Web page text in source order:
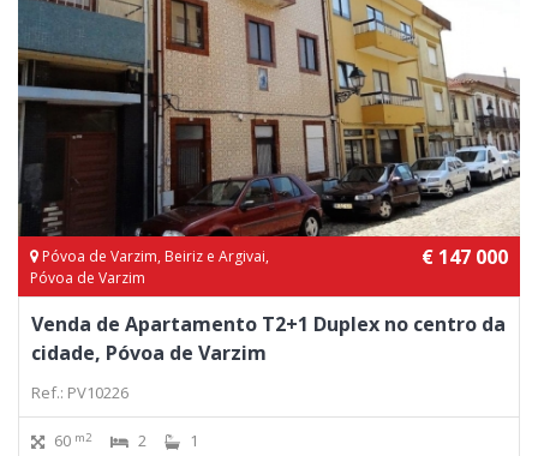
Póvoa de Varzim, Beiriz e Argivai,
Póvoa de Varzim
€ 147 000
Venda de Apartamento T2+1 Duplex no centro da
cidade, Póvoa de Varzim
Ref.: PV10226
60 m2 2 1